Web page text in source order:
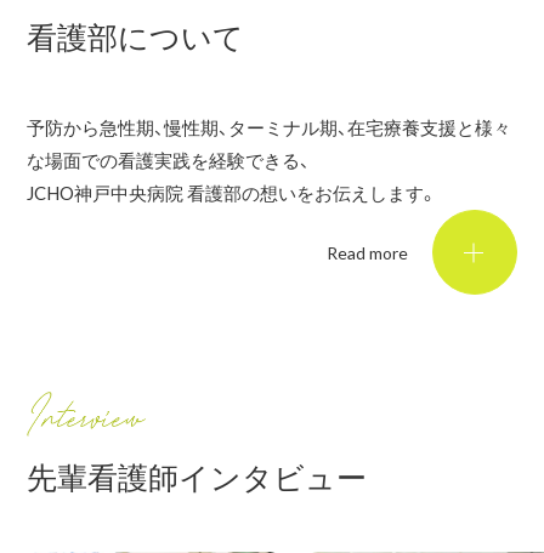
看護部について
予防から急性期、慢性期、ターミナル期、在宅療養支援と様々
な場面での看護実践を経験できる、
JCHO神戸中央病院 看護部の想いをお伝えします。
Read more
先輩看護師インタビュー